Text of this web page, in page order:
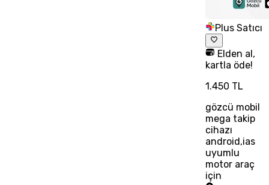
Plus Satıcı
Elden al,
kartla öde!
1.450 TL
gözcü mobil
mega takip
cihazı
android,ias
uyumlu
motor araç
için